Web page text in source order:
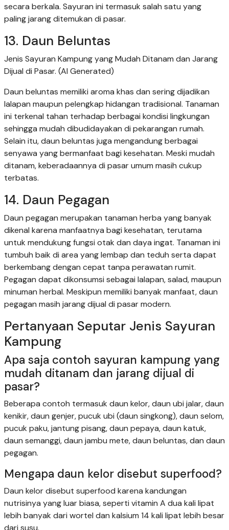
secara berkala. Sayuran ini termasuk salah satu yang
paling jarang ditemukan di pasar.
13. Daun Beluntas
Jenis Sayuran Kampung yang Mudah Ditanam dan Jarang
Dijual di Pasar. (AI Generated)
Daun beluntas memiliki aroma khas dan sering dijadikan
lalapan maupun pelengkap hidangan tradisional. Tanaman
ini terkenal tahan terhadap berbagai kondisi lingkungan
sehingga mudah dibudidayakan di pekarangan rumah.
Selain itu, daun beluntas juga mengandung berbagai
senyawa yang bermanfaat bagi kesehatan. Meski mudah
ditanam, keberadaannya di pasar umum masih cukup
terbatas.
14. Daun Pegagan
Daun pegagan merupakan tanaman herba yang banyak
dikenal karena manfaatnya bagi kesehatan, terutama
untuk mendukung fungsi otak dan daya ingat. Tanaman ini
tumbuh baik di area yang lembap dan teduh serta dapat
berkembang dengan cepat tanpa perawatan rumit.
Pegagan dapat dikonsumsi sebagai lalapan, salad, maupun
minuman herbal. Meskipun memiliki banyak manfaat, daun
pegagan masih jarang dijual di pasar modern.
Pertanyaan Seputar Jenis Sayuran
Kampung
Apa saja contoh sayuran kampung yang
mudah ditanam dan jarang dijual di
pasar?
Beberapa contoh termasuk daun kelor, daun ubi jalar, daun
kenikir, daun genjer, pucuk ubi (daun singkong), daun selom,
pucuk paku, jantung pisang, daun pepaya, daun katuk,
daun semanggi, daun jambu mete, daun beluntas, dan daun
pegagan.
Mengapa daun kelor disebut superfood?
Daun kelor disebut superfood karena kandungan
nutrisinya yang luar biasa, seperti vitamin A dua kali lipat
lebih banyak dari wortel dan kalsium 14 kali lipat lebih besar
dari susu.